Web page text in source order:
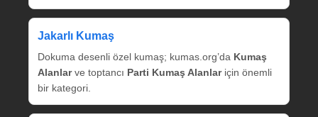
Jakarlı Kumaş
Dokuma desenli özel kumaş; kumas.org’da Kumaş
Alanlarve toptancı Parti Kumaş Alanlariçin önemli
bir kategori.